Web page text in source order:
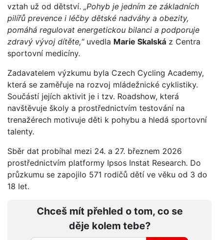
vztah už od dětství. „Pohyb je jedním ze základních
pilířů prevence i léčby dětské nadváhy a obezity,
pomáhá regulovat energetickou bilanci a podporuje
zdravý vývoj dítěte,“ uvedla Marie Skalská z Centra
sportovní medicíny.
Zadavatelem výzkumu byla Czech Cycling Academy,
která se zaměřuje na rozvoj mládežnické cyklistiky.
Součástí jejích aktivit je i tzv. Roadshow, která
navštěvuje školy a prostřednictvím testování na
trenažérech motivuje děti k pohybu a hledá sportovní
talenty.
Sběr dat probíhal mezi 24. a 27. březnem 2026
prostřednictvím platformy Ipsos Instat Research. Do
průzkumu se zapojilo 571 rodičů dětí ve věku od 3 do
18 let.
Chceš mít přehled o tom, co se
děje kolem tebe?